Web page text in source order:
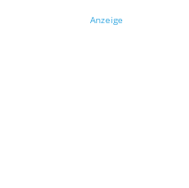
Anzeige